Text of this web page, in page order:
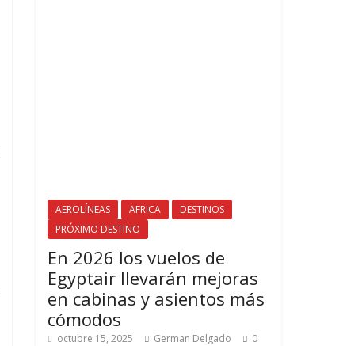
AEROLÍNEAS AFRICA
DESTINOS
PRÓXIMO DESTINO
En 2026 los vuelos de
Egyptair llevarán mejoras
en cabinas y asientos más
cómodos
octubre 15, 2025 German Delgado 0